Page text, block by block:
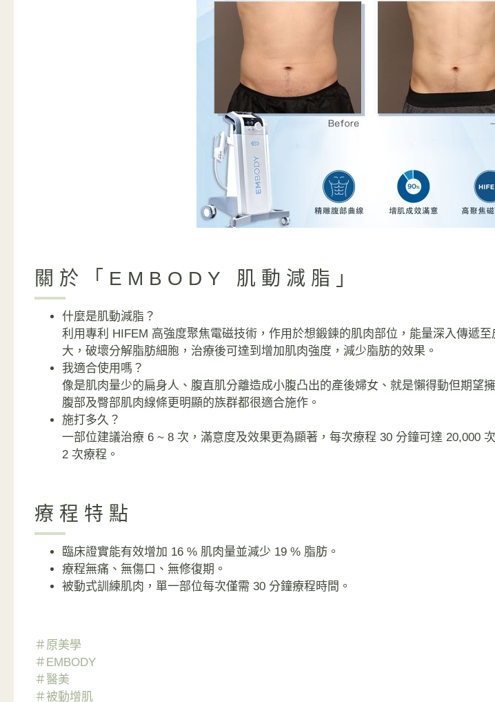
關於「EMBODY 肌動減脂」
什麼是肌動減脂？
利用專利 HIFEM 高強度聚焦電磁技術，作用於想鍛鍊的肌肉部位，能量深入傳遞
大，破壞分解脂肪細胞，治療後可達到增加肌肉強度，減少脂肪的效果。
我適合使用嗎？
像是肌肉量少的扁身人、腹直肌分離造成小腹凸出的產後婦女、就是懶得動但期望
腹部及臀部肌肉線條更明顯的族群都很適合施作。
施打多久？
一部位建議治療 6 ~ 8 次，滿意度及效果更為顯著，每次療程 30 分鐘可達 20,000
2 次療程。
療程特點
臨床證實能有效增加 16 % 肌肉量並減少 19 % 脂肪。
療程無痛、無傷口、無修復期。
被動式訓練肌肉，單一部位每次僅需 30 分鐘療程時間。
＃原美學
＃EMBODY
＃醫美
＃被動增肌